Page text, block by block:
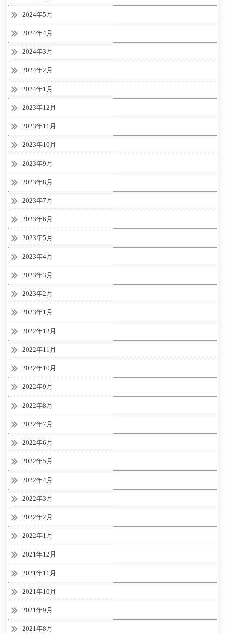
2024年5月
2024年4月
2024年3月
2024年2月
2024年1月
2023年12月
2023年11月
2023年10月
2023年9月
2023年8月
2023年7月
2023年6月
2023年5月
2023年4月
2023年3月
2023年2月
2023年1月
2022年12月
2022年11月
2022年10月
2022年9月
2022年8月
2022年7月
2022年6月
2022年5月
2022年4月
2022年3月
2022年2月
2022年1月
2021年12月
2021年11月
2021年10月
2021年9月
2021年8月